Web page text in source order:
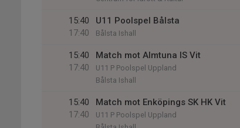
15:40
17:40
U11 Poolspel Bålsta
Bålsta Ishall
15:40
17:40
Match mot Almtuna IS Vit
U11 P Poolspel Uppland
Bålsta Ishall
15:40
17:40
Match mot Enköpings SK HK Vit
U11 P Poolspel Uppland